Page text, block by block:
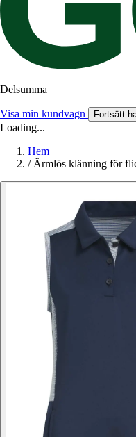
Delsumma
Visa min kundvagn Fortsätt
Loading...
Hem
/ Ärmlös klänning för